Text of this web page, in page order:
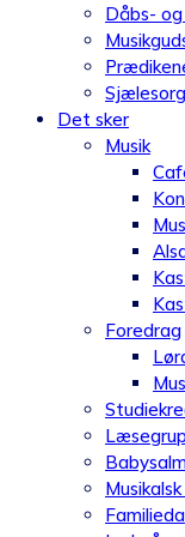
Dåbs-
Det sker
Musik
Foredrag